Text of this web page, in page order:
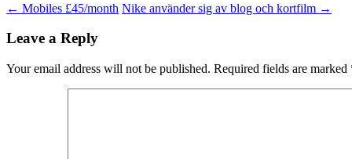
← Mobiles £45/month Nike använder sig av blog och kortfilm →
Leave a Reply
Your email address will not be published. Required fields are marked